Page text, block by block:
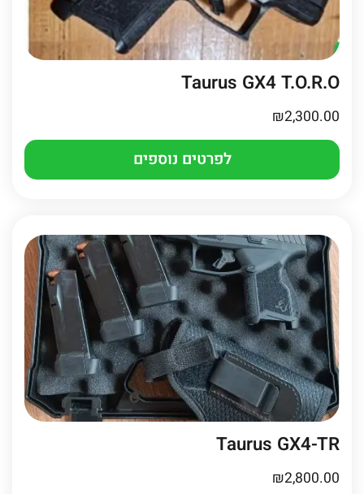
Taurus GX4 T.O.R.O
₪2,300.00
לפרטים נוספים
Taurus GX4-TR
₪2,800.00